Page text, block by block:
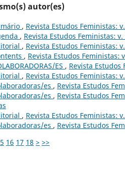
autor(es)
, Revista Estudos Feministas:
, Revista Estudos Feministas:
, Revista Estudos Feministas:
, Revista Estudos Feministas:
ES , Revista Estudos
, Revista Estudos Feministas:
es , Revista Estudos
es , Revista Estudos
, Revista Estudos Feministas:
es , Revista Estudos
16 17 18 > >>